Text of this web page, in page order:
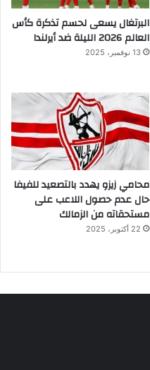
البرتغال يسعى لحسم تذكرة كأس
العالم 2026 الليلة ضد أيرلندا
13 نوفمبر، 2025
محامي زيزو يهدد بالتصعيد للفيفا
حال عدم حصول اللاعب على
مستحقاته من الزمالك
22 أكتوبر، 2025